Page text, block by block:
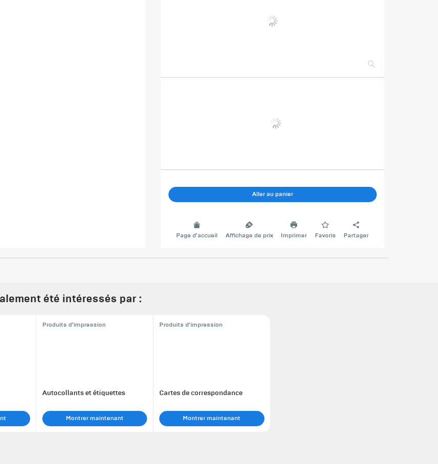
Aller au panier
Page d'accueil Affichage de prix Imprimer Favoris Partager
été intéressés par :
Produits d'impression
Autocollants et étiquettes
Montrer maintenant
Produits d'impression
Cartes de correspondance
Montrer maintenant